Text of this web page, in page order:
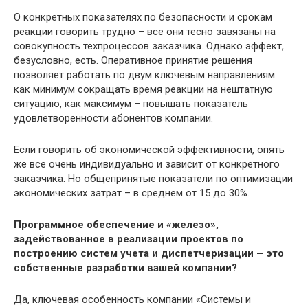
О конкретных показателях по безопасности и срокам
реакции говорить трудно – все они тесно завязаны на
совокупность техпроцессов заказчика. Однако эффект,
безусловно, есть. Оперативное принятие решения
позволяет работать по двум ключевым направлениям:
как минимум сокращать время реакции на нештатную
ситуацию, как максимум – повышать показатель
удовлетворенности абонентов компании.
Если говорить об экономической эффективности, опять
же все очень индивидуально и зависит от конкретного
заказчика. Но общепринятые показатели по оптимизации
экономических затрат – в среднем от 15 до 30%.
Программное обеспечение и «железо»,
задействованное в реализации проектов по
построению систем учета и диспетчеризации – это
собственные разработки вашей компании?
Да, ключевая особенность компании «Системы и